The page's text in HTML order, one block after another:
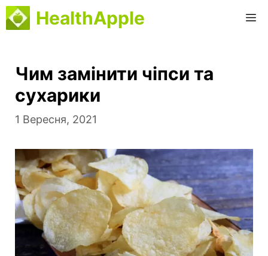
Перейти
до
HealthApple
Чим замінити чіпси та
сухарики
1 Вересня, 2021